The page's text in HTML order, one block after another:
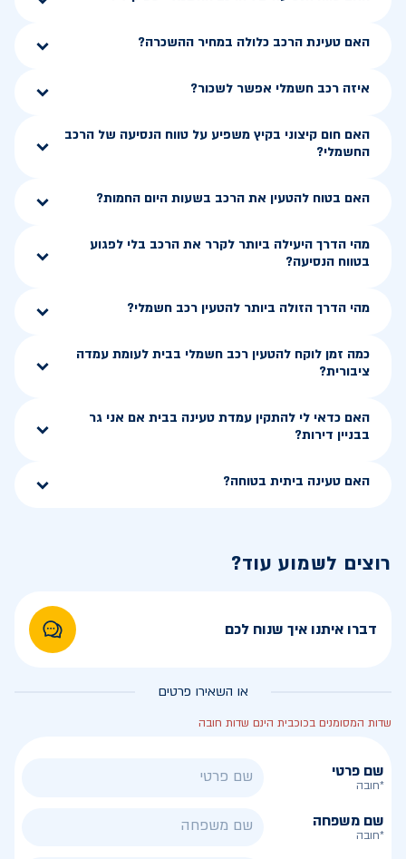
האם טעינת הרכב כלולה במחיר ההשכרה?
איזה רכב חשמלי אפשר לשכור?
האם חום קיצוני בקיץ משפיע על טווח הנסיעה של הרכב
החשמלי?
האם בטוח להטעין את הרכב בשעות היום החמות?
מהי הדרך היעילה ביותר לקרר את הרכב בלי לפגוע
בטווח הנסיעה?
מהי הדרך הזולה ביותר להטעין רכב חשמלי?
כמה זמן לוקח להטעין רכב חשמלי בבית לעומת עמדה
ציבורית?
האם כדאי לי להתקין עמדת טעינה בבית אם אני גר
בבניין דירות?
האם טעינה ביתית בטוחה?
רוצים לשמוע עוד?
דברו איתנו איך שנוח לכם
או השאירו פרטים
שדות המסומנים בכוכבית הינם שדות חובה
שם פרטי
*חובה
שם משפחה
*חובה